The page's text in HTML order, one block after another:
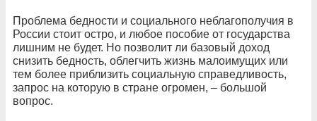
Проблема бедности и социального неблагополучия в
России стоит остро, и любое пособие от государства
лишним не будет. Но позволит ли базовый доход
снизить бедность, облегчить жизнь малоимущих или
тем более приблизить социальную справедливость,
запрос на которую в стране огромен, – большой
вопрос.